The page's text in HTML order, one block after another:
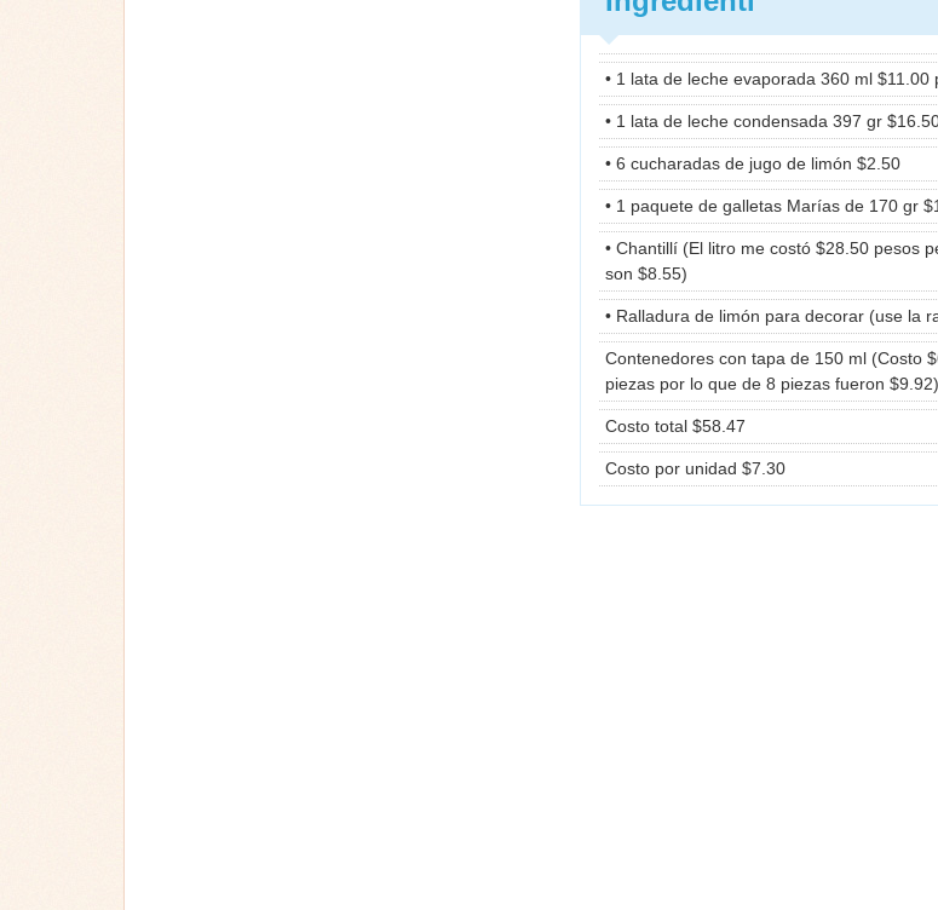
• 1 lata de leche evaporada 360 ml $11.00
• 1 lata de leche condensada 397 gr
• 6 cucharadas de jugo de limón $2.50
• 1 paquete de galletas Marías de 170 gr
• Chantillí (El litro me costó $28.50 pesos
son $8.55)
• Ralladura de limón para decorar (use la
Contenedores con tapa de 150 ml (Costo
piezas por lo que de 8 piezas fueron $9.92)
Costo total $58.47
Costo por unidad $7.30